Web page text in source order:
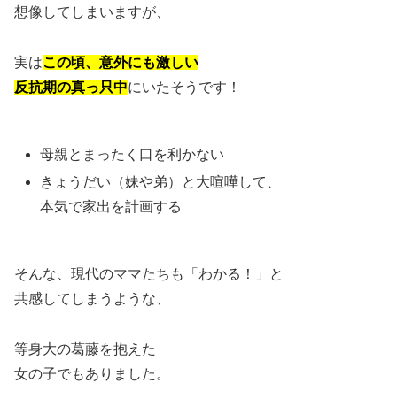
想像してしまいますが、
実はこの頃、意外にも激しい
反抗期の真っ只中にいたそうです！
母親とまったく口を利かない
きょうだい（妹や弟）と大喧嘩して、
本気で家出を計画する
そんな、現代のママたちも「わかる！」と
共感してしまうような、
等身大の葛藤を抱えた
女の子でもありました。